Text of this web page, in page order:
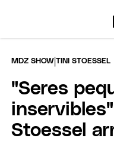
MDZ SHOW |TINI STOESSEL
"Seres
Stoessel